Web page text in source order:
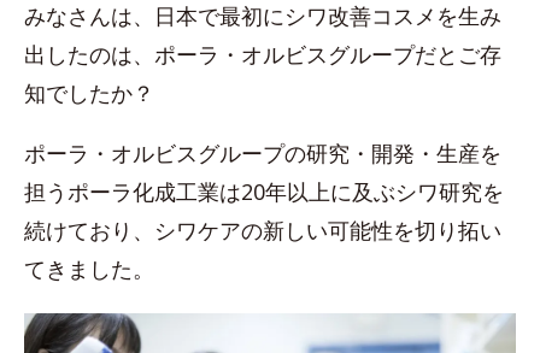
みなさんは、日本で最初にシワ改善コスメを生み
出したのは、ポーラ・オルビスグループだとご存
知でしたか？
ポーラ・オルビスグループの研究・開発・生産を
担うポーラ化成工業は20年以上に及ぶシワ研究を
続けており、シワケアの新しい可能性を切り拓い
てきました。